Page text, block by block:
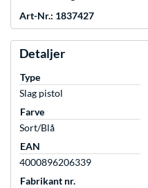
Art-Nr.: 1837427
Detaljer
Type
Slag pistol
Farve
Sort/Blå
EAN
4000896206339
Fabrikant nr.